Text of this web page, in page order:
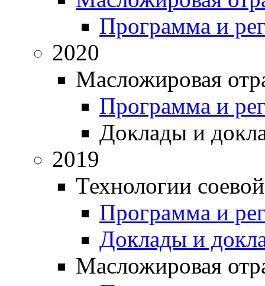
Программа и
2020
Масложировая
Программа и
Доклады и
2019
Технологии
Программа и
Доклады и
Масложировая